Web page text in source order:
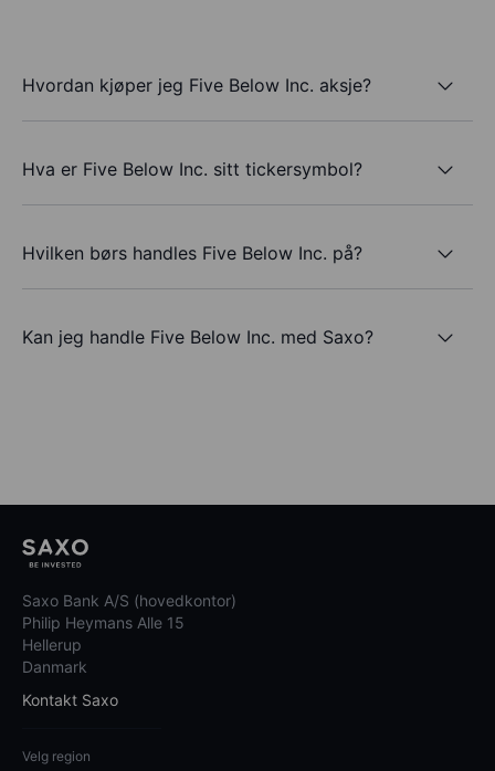
Hvordan kjøper jeg Five Below Inc. aksje?
Hva er Five Below Inc. sitt tickersymbol?
Hvilken børs handles Five Below Inc. på?
Kan jeg handle Five Below Inc. med Saxo?
Saxo Bank A/S (hovedkontor)
Philip Heymans Alle 15
Hellerup
Danmark
Kontakt Saxo
Velg region